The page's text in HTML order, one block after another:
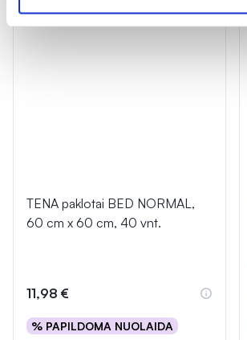
TENA paklotai BED NORMAL,
60 cm x 60 cm, 40 vnt.
11,98 €
% PAPILDOMA NUOLAIDA